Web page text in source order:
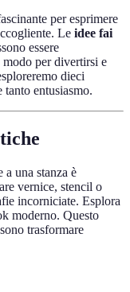
per esprimere
Le idee fai
essere
per divertirsi e
dieci
tanto entusiasmo.
a una stanza è
vernice, stencil o
incorniciate. Esplora
moderno. Questo
trasformare